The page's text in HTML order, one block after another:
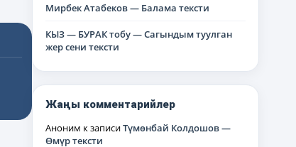
Мирбек Атабеков — Балама тексти
КЫЗ — БУРАК тобу — Сагындым туулган
жер сени тексти
Жаңы комментарийлер
Аноним к записиТүмөнбай Колдошов —
Өмүр тексти